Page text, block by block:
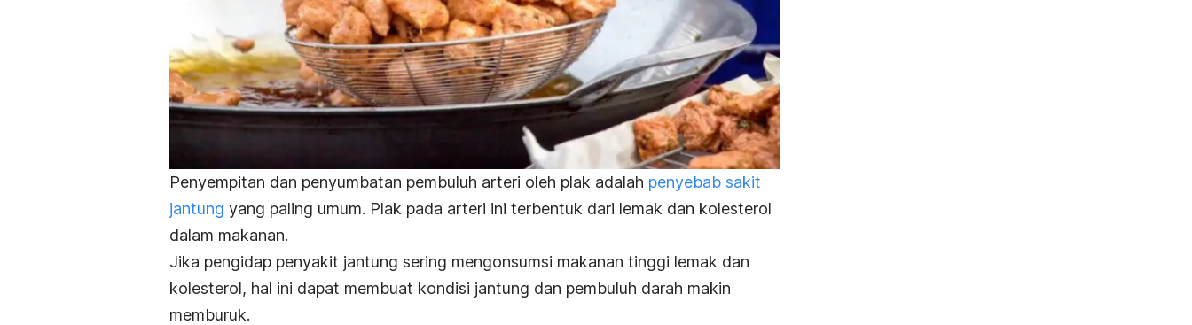
Penyempitan dan penyumbatan pembuluh arteri oleh plak adalah penyebab sakit
jantung yang paling umum. Plak pada arteri ini terbentuk dari lemak dan kolesterol
dalam makanan.
Jika pengidap penyakit jantung sering mengonsumsi makanan tinggi lemak dan
kolesterol, hal ini dapat membuat kondisi jantung dan pembuluh darah makin
memburuk.